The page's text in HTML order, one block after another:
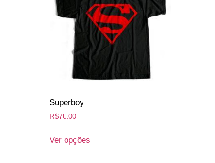
Superboy
R$70.00
Ver opções